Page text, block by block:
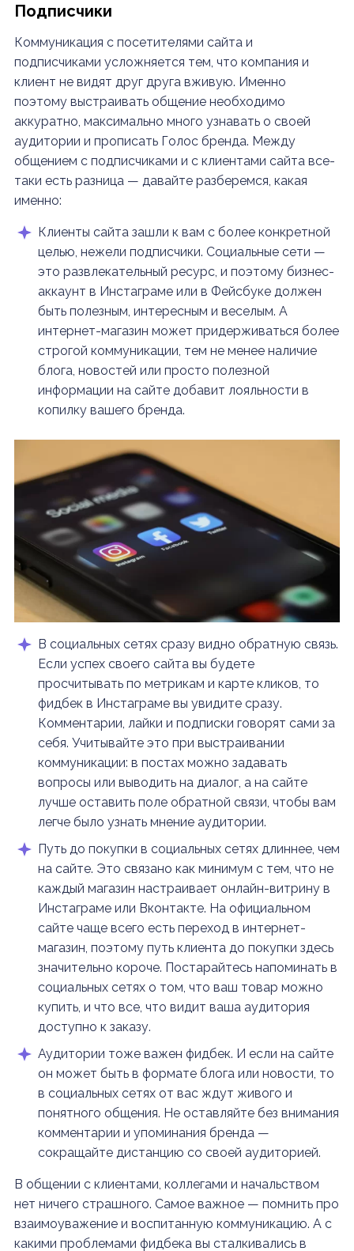
Подписчики
Коммуникация с посетителями сайта и
подписчиками усложняется тем, что компания и
клиент не видят друг друга вживую. Именно
поэтому выстраивать общение необходимо
аккуратно, максимально много узнавать о своей
аудитории и прописать Голос бренда. Между
общением с подписчиками и с клиентами сайта все-
таки есть разница — давайте разберемся, какая
именно:
Клиенты сайта зашли к вам с более конкретной
целью, нежели подписчики. Социальные сети —
это развлекательный ресурс, и поэтому бизнес-
аккаунт в Инстаграме или в Фейсбуке должен
быть полезным, интересным и веселым. А
интернет-магазин может придерживаться более
строгой коммуникации, тем не менее наличие
блога, новостей или просто полезной
информации на сайте добавит лояльности в
копилку вашего бренда.
В социальных сетях сразу видно обратную связь.
Если успех своего сайта вы будете
просчитывать по метрикам и карте кликов, то
фидбек в Инстаграме вы увидите сразу.
Комментарии, лайки и подписки говорят сами за
себя. Учитывайте это при выстраивании
коммуникации: в постах можно задавать
вопросы или выводить на диалог, а на сайте
лучше оставить поле обратной связи, чтобы вам
легче было узнать мнение аудитории.
Путь до покупки в социальных сетях длиннее, чем
на сайте. Это связано как минимум с тем, что не
каждый магазин настраивает онлайн-витрину в
Инстаграме или Вконтакте. На официальном
сайте чаще всего есть переход в интернет-
магазин, поэтому путь клиента до покупки здесь
значительно короче. Постарайтесь напоминать в
социальных сетях о том, что ваш товар можно
купить, и что все, что видит ваша аудитория
доступно к заказу.
Аудитории тоже важен фидбек. И если на сайте
он может быть в формате блога или новости, то
в социальных сетях от вас ждут живого и
понятного общения. Не оставляйте без внимания
комментарии и упоминания бренда —
сокращайте дистанцию со своей аудиторией.
В общении с клиентами, коллегами и начальством
нет ничего страшного. Самое важное — помнить про
взаимоуважение и воспитанную коммуникацию. А с
какими проблемами фидбека вы сталкивались в